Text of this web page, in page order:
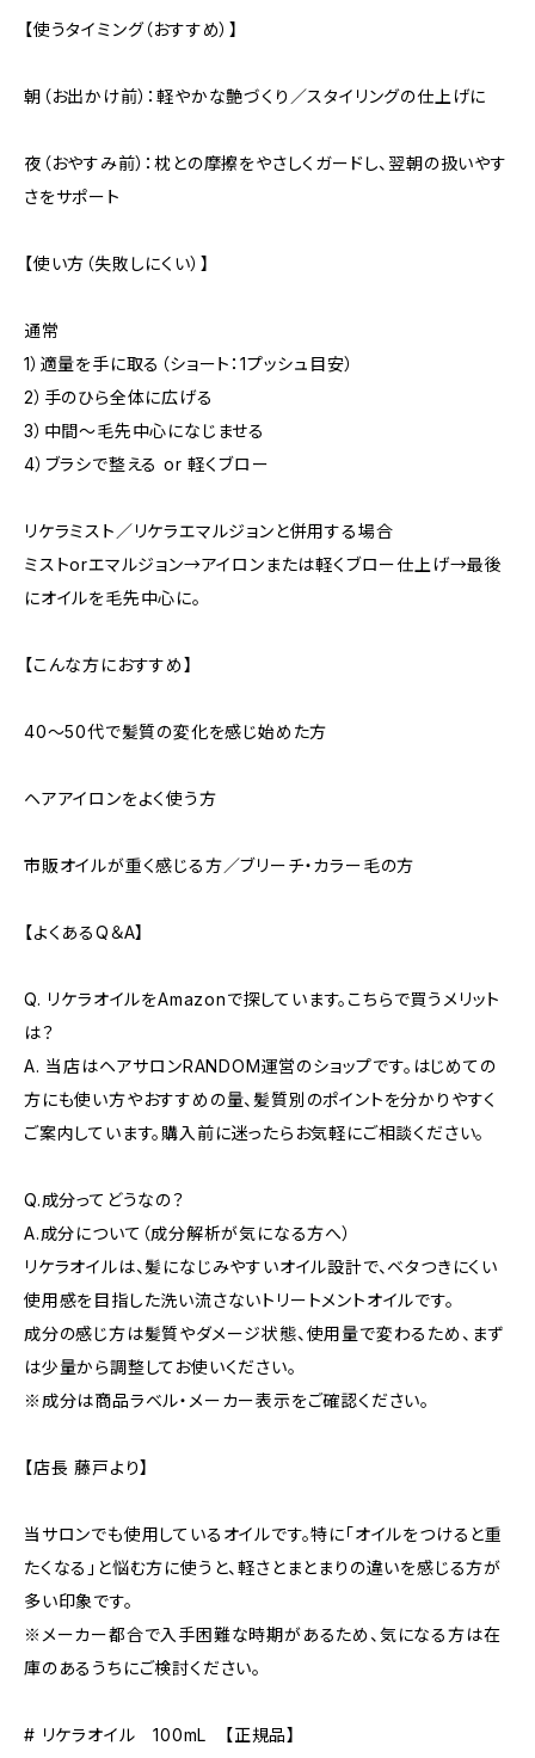
【使うタイミング（おすすめ）】
朝（お出かけ前）：軽やかな艶づくり／スタイリングの仕上げに
夜（おやすみ前）：枕との摩擦をやさしくガードし、翌朝の扱いやす
さをサポート
【使い方（失敗しにくい）】
通常
1）適量を手に取る（ショート：1プッシュ目安）
2）手のひら全体に広げる
3）中間〜毛先中心になじませる
4）ブラシで整える or 軽くブロー
リケラミスト／リケラエマルジョンと併用する場合
ミストorエマルジョン→アイロンまたは軽くブロー仕上げ→最後
にオイルを毛先中心に。
【こんな方におすすめ】
40〜50代で髪質の変化を感じ始めた方
ヘアアイロンをよく使う方
市販オイルが重く感じる方／ブリーチ・カラー毛の方
【よくあるQ＆A】
Q. リケラオイルをAmazonで探しています。こちらで買うメリット
は？
A. 当店はヘアサロンRANDOM運営のショップです。はじめての
方にも使い方やおすすめの量、髪質別のポイントを分かりやすく
ご案内しています。購入前に迷ったらお気軽にご相談ください。
Q.成分ってどうなの？
A.成分について（成分解析が気になる方へ）
リケラオイルは、髪になじみやすいオイル設計で、ベタつきにくい
使用感を目指した洗い流さないトリートメントオイルです。
成分の感じ方は髪質やダメージ状態、使用量で変わるため、まず
は少量から調整してお使いください。
※成分は商品ラベル・メーカー表示をご確認ください。
【店長 藤戸より】
当サロンでも使用しているオイルです。特に「オイルをつけると重
たくなる」と悩む方に使うと、軽さとまとまりの違いを感じる方が
多い印象です。
※メーカー都合で入手困難な時期があるため、気になる方は在
庫のあるうちにご検討ください。
# リケラオイル 100mL 【正規品】